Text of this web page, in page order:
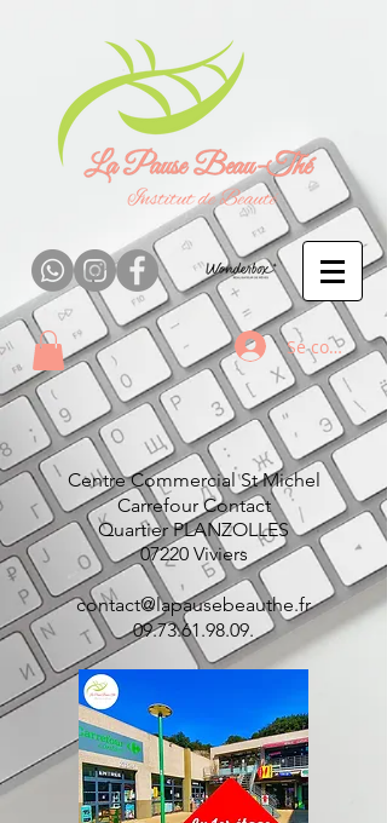
Se connecter
Centre Commercial St Michel
Carrefour Contact
QuartierPLANZOLLES
07220 Viviers
contact@lapausebeauthe.fr
09.73.61.98.09.